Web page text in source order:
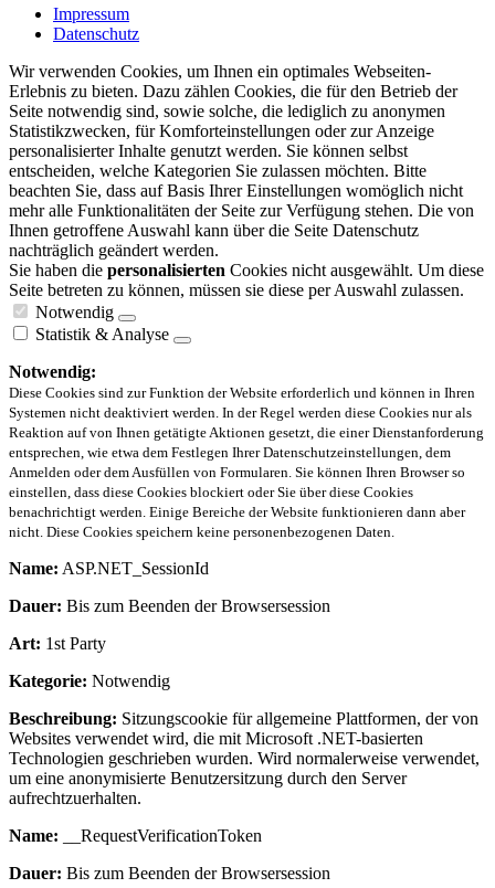
Impressum
Datenschutz
Wir verwenden Cookies, um Ihnen ein optimales Webseiten-
Erlebnis zu bieten. Dazu zählen Cookies, die für den Betrieb der
Seite notwendig sind, sowie solche, die lediglich zu anonymen
Statistikzwecken, für Komforteinstellungen oder zur Anzeige
personalisierter Inhalte genutzt werden. Sie können selbst
entscheiden, welche Kategorien Sie zulassen möchten. Bitte
beachten Sie, dass auf Basis Ihrer Einstellungen womöglich nicht
mehr alle Funktionalitäten der Seite zur Verfügung stehen. Die von
Ihnen getroffene Auswahl kann über die Seite Datenschutz
nachträglich geändert werden.
Sie haben die personalisierten Cookies nicht ausgewählt. Um diese
Seite betreten zu können, müssen sie diese per Auswahl zulassen.
Notwendig
Statistik & Analyse
Notwendig:
Diese Cookies sind zur Funktion der Website erforderlich und können in Ihren
Systemen nicht deaktiviert werden. In der Regel werden diese Cookies nur als
Reaktion auf von Ihnen getätigte Aktionen gesetzt, die einer Dienstanforderung
entsprechen, wie etwa dem Festlegen Ihrer Datenschutzeinstellungen, dem
Anmelden oder dem Ausfüllen von Formularen. Sie können Ihren Browser so
einstellen, dass diese Cookies blockiert oder Sie über diese Cookies
benachrichtigt werden. Einige Bereiche der Website funktionieren dann aber
nicht. Diese Cookies speichern keine personenbezogenen Daten.
Name: ASP.NET_SessionId
Dauer: Bis zum Beenden der Browsersession
Art: 1st Party
Kategorie: Notwendig
Beschreibung: Sitzungscookie für allgemeine Plattformen, der von
Websites verwendet wird, die mit Microsoft .NET-basierten
Technologien geschrieben wurden. Wird normalerweise verwendet,
um eine anonymisierte Benutzersitzung durch den Server
aufrechtzuerhalten.
Name: __RequestVerificationToken
Dauer: Bis zum Beenden der Browsersession